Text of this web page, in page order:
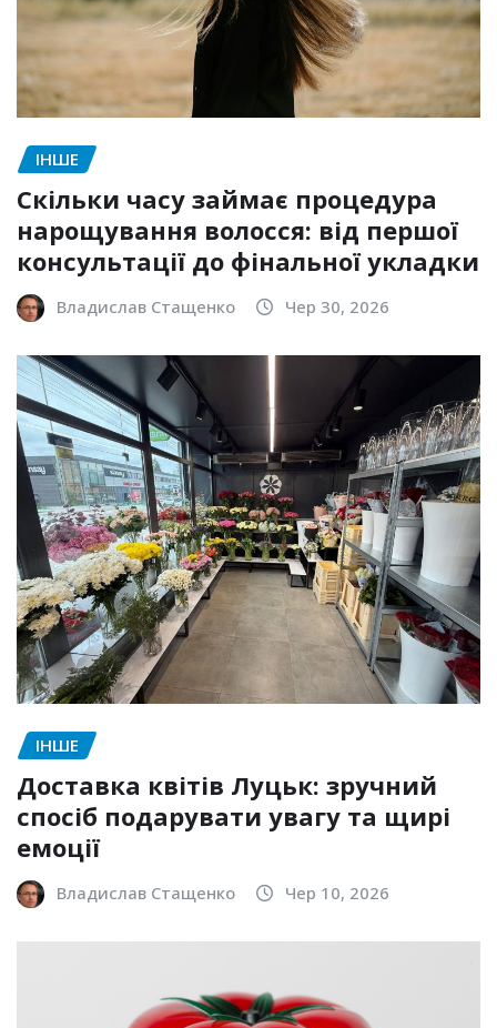
ІНШЕ
Скільки часу займає процедура
нарощування волосся: від першої
консультації до фінальної укладки
Владислав Стащенко Чер 30, 2026
ІНШЕ
Доставка квітів Луцьк: зручний
спосіб подарувати увагу та щирі
емоції
Владислав Стащенко Чер 10, 2026